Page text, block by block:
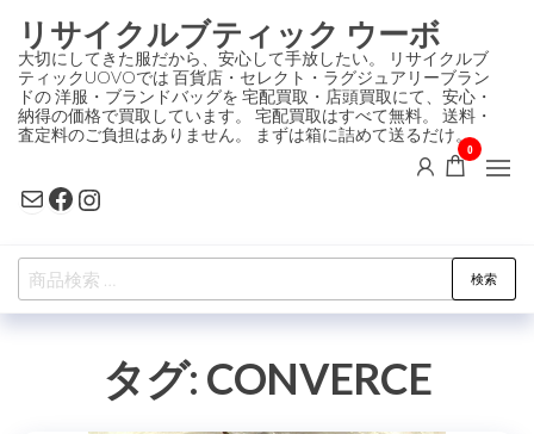
ン
テ
ン
ツ
プ
リサイクルブティック ウーボ
大切にしてきた服だから、安心して手放したい。 リサイクルブ
ティックUOVOでは 百貨店・セレクト・ラグジュアリーブラン
ドの 洋服・ブランドバッグを 宅配買取・店頭買取にて、安心・
納得の価格で買取しています。 宅配買取はすべて無料。 送料・
査定料のご負担はありません。 まずは箱に詰めて送るだけ。
MailFacebook
Instagram
0
検
索
検索
タグ: CONVERCE